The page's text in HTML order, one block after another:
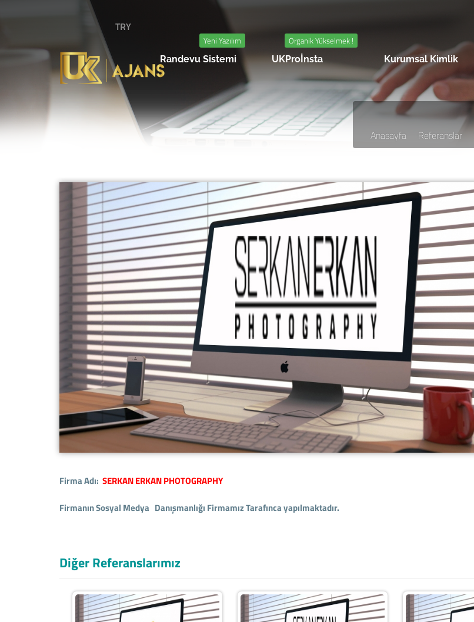
TRY
Yeni Yazılım
Randevu Sistemi
Organik Yükselmek !
UKProİnsta Kurumsal Kimlik
Anasayfa Referanslar
Firma Adı: SERKAN ERKAN PHOTOGRAPHY
Firmanın Sosyal Medya Danışmanlığı Firmamız Tarafınca yapılmaktadır.
Diğer Referanslarımız